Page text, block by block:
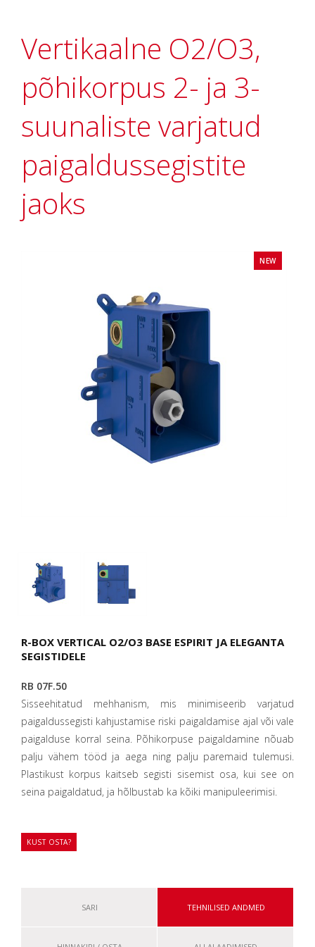
Vertikaalne O2/O3,
põhikorpus 2- ja 3-
suunaliste varjatud
paigaldussegistite
jaoks
NEW
R-BOX VERTICAL O2/O3 BASE ESPIRIT JA ELEGANTA
SEGISTIDELE
RB 07F.50
Sisseehitatud mehhanism, mis minimiseerib varjatud
paigaldussegisti kahjustamise riski paigaldamise ajal või vale
paigalduse korral seina. Põhikorpuse paigaldamine nõuab
palju vähem tööd ja aega ning palju paremaid tulemusi.
Plastikust korpus kaitseb segisti sisemist osa, kui see on
seina paigaldatud, ja hõlbustab ka kõiki manipuleerimisi.
KUST OSTA?
SARI TEHNILISED ANDMED